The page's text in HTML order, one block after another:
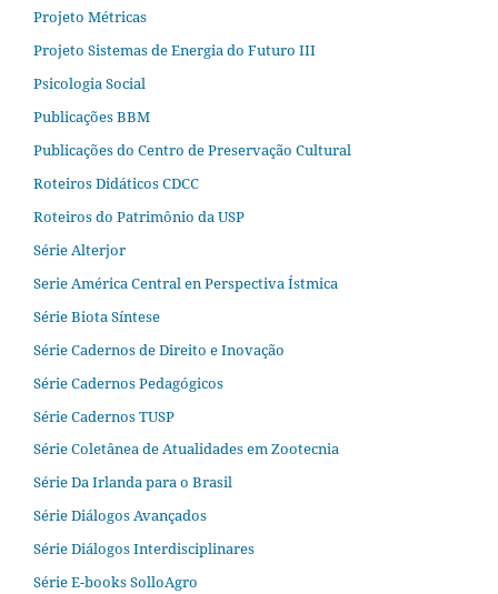
Projeto Métricas
Projeto Sistemas de Energia do Futuro III
Psicologia Social
Publicações BBM
Publicações do Centro de Preservação Cultural
Roteiros Didáticos CDCC
Roteiros do Patrimônio da USP
Série Alterjor
Serie América Central en Perspectiva Ístmica
Série Biota Síntese
Série Cadernos de Direito e Inovação
Série Cadernos Pedagógicos
Série Cadernos TUSP
Série Coletânea de Atualidades em Zootecnia
Série Da Irlanda para o Brasil
Série Diálogos Avançados
Série Diálogos Interdisciplinares
Série E-books SolloAgro